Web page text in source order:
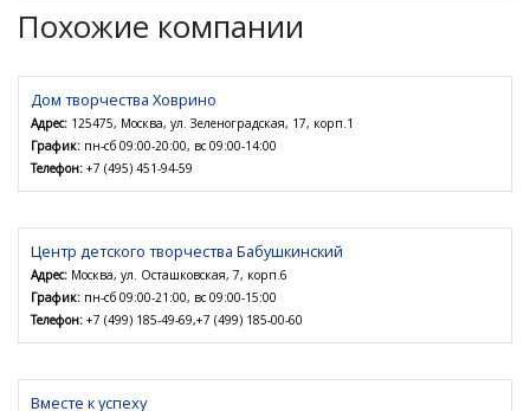
Похожие компании
Дом творчества Ховрино
Адрес: 125475, Москва, ул. Зеленоградская, 17, корп.1
График: пн-сб 09:00-20:00, вс 09:00-14:00
Телефон: +7 (495) 451-94-59
Центр детского творчества Бабушкинский
Адрес: Москва, ул. Осташковская, 7, корп.6
График: пн-сб 09:00-21:00, вс 09:00-15:00
Телефон: +7 (499) 185-49-69,+7 (499) 185-00-60
Вместе к успеху